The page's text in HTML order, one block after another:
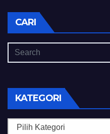
CARI
KATEGORI
Kategori